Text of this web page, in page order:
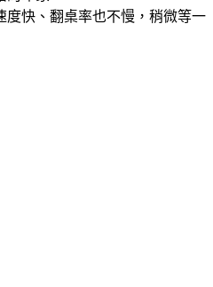
度快、翻桌率也不慢，稍微等一